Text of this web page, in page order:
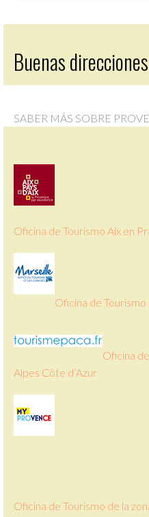
Buenas
SABER MÁS SOBRE
Oficina de Tourismo Aix en
Oficina de
Oficina
Alpes Côte d’Azur
Oficina de Tourismo de la